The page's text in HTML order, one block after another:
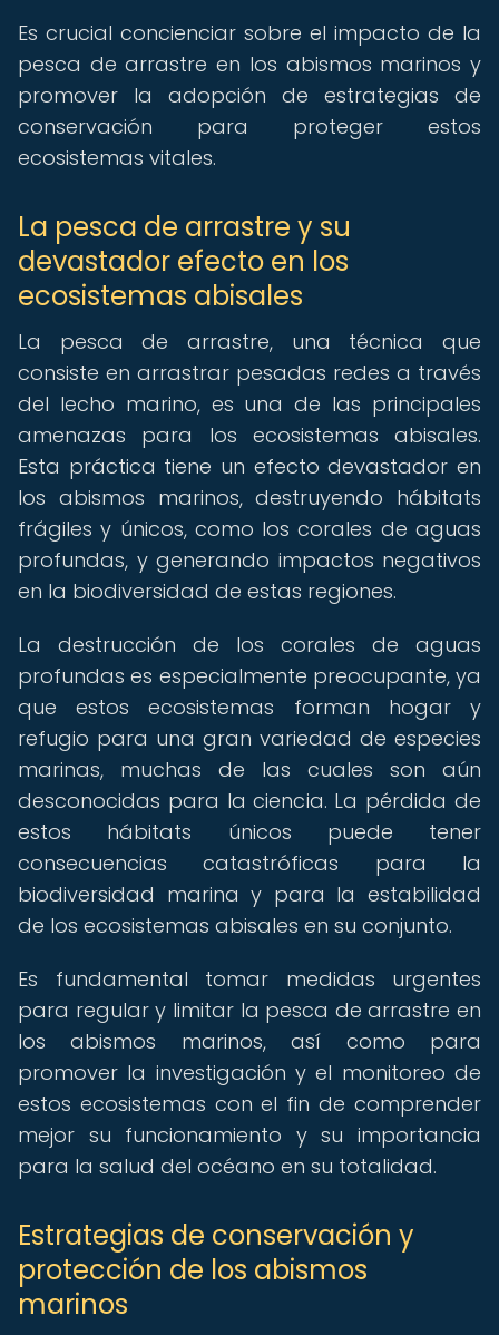
Es crucial concienciar sobre el impacto de la
pesca de arrastre en los abismos marinos y
promover la adopción de estrategias de
conservación para proteger estos
ecosistemas vitales.
La pesca de arrastre y su
devastador efecto en los
ecosistemas abisales
La pesca de arrastre, una técnica que
consiste en arrastrar pesadas redes a través
del lecho marino, es una de las principales
amenazas para los ecosistemas abisales.
Esta práctica tiene un efecto devastador en
los abismos marinos, destruyendo hábitats
frágiles y únicos, como los corales de aguas
profundas, y generando impactos negativos
en la biodiversidad de estas regiones.
La destrucción de los corales de aguas
profundas es especialmente preocupante, ya
que estos ecosistemas forman hogar y
refugio para una gran variedad de especies
marinas, muchas de las cuales son aún
desconocidas para la ciencia. La pérdida de
estos hábitats únicos puede tener
consecuencias catastróficas para la
biodiversidad marina y para la estabilidad
de los ecosistemas abisales en su conjunto.
Es fundamental tomar medidas urgentes
para regular y limitar la pesca de arrastre en
los abismos marinos, así como para
promover la investigación y el monitoreo de
estos ecosistemas con el fin de comprender
mejor su funcionamiento y su importancia
para la salud del océano en su totalidad.
Estrategias de conservación y
protección de los abismos
marinos